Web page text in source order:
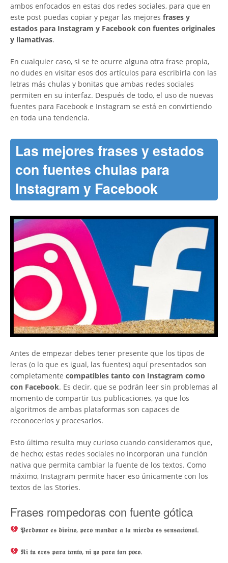
ambos enfocados en estas dos redes sociales, para que en
este post puedas copiar y pegar las mejores frases y
estados para Instagram y Facebook con fuentes originales
y llamativas.
En cualquier caso, si se te ocurre alguna otra frase propia,
no dudes en visitar esos dos artículos para escribirla con las
letras más chulas y bonitas que ambas redes sociales
permiten en su interfaz. Después de todo, el uso de nuevas
fuentes para Facebook e Instagram se está en convirtiendo
en toda una tendencia.
Las mejores frases y estados
con fuentes chulas para
Instagram y Facebook
Antes de empezar debes tener presente que los tipos de
leras (o lo que es igual, las fuentes) aquí presentados son
completamente compatibles tanto con Instagram como
con Facebook. Es decir, que se podrán leer sin problemas al
momento de compartir tus publicaciones, ya que los
algoritmos de ambas plataformas son capaces de
reconocerlos y procesarlos.
Esto último resulta muy curioso cuando consideramos que,
de hecho; estas redes sociales no incorporan una función
nativa que permita cambiar la fuente de los textos. Como
máximo, Instagram permite hacer eso únicamente con los
textos de las Stories.
Frases rompedoras con fuente gótica
𝕻𝖊𝖗𝖉𝖔𝖓𝖆𝖗 𝖊𝖘 𝖉𝖎𝖛𝖎𝖓𝖔, 𝖕𝖊𝖗𝖔 𝖒𝖆𝖓𝖉𝖆𝖗 𝖆 𝖑𝖆 𝖒𝖎𝖊𝖗𝖉𝖆 𝖊𝖘 𝖘𝖊𝖓𝖘𝖆𝖈𝖎𝖔𝖓𝖆𝖑.
𝕹𝖎 𝖙𝖚 𝖊𝖗𝖊𝖘 𝖕𝖆𝖗𝖆 𝖙𝖆𝖓𝖙𝖔, 𝖓𝖎 𝖞𝖔 𝖕𝖆𝖗𝖆 𝖙𝖆𝖓 𝖕𝖔𝖈𝖔.